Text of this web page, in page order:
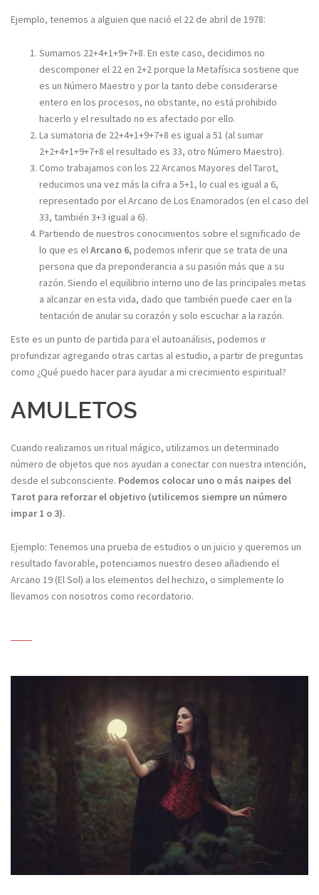
Ejemplo, tenemos a alguien que nació el 22 de abril de 1978:
Sumamos 22+4+1+9+7+8. En este caso, decidimos no
descomponer el 22 en 2+2 porque la Metafísica sostiene que
es un Número Maestro y por la tanto debe considerarse
entero en los procesos, no obstante, no está prohibido
hacerlo y el resultado no es afectado por ello.
La sumatoria de 22+4+1+9+7+8 es igual a 51 (al sumar
2+2+4+1+9+7+8 el resultado es 33, otro Número Maestro).
Como trabajamos con los 22 Arcanos Mayores del Tarot,
reducimos una vez más la cifra a 5+1, lo cual es igual a 6,
representado por el Arcano de Los Enamorados (en el caso del
33, también 3+3 igual a 6).
Partiendo de nuestros conocimientos sobre el significado de
lo que es elArcano 6, podemos inferir que se trata de una
persona que da preponderancia a su pasión más que a su
razón. Siendo el equilibrio interno uno de las principales metas
a alcanzar en esta vida, dado que también puede caer en la
tentación de anular su corazón y solo escuchar a la razón.
Este es un punto de partida para el autoanálisis, podemos ir
profundizar agregando otras cartas al estudio, a partir de preguntas
como ¿Qué puedo hacer para ayudar a mi crecimiento espiritual?
AMULETOS
Cuando realizamos un ritual mágico, utilizamos un determinado
número de objetos que nos ayudan a conectar con nuestra intención,
desde el subconsciente. Podemos colocar uno o más naipes del
Tarot para reforzar el objetivo (utilicemos siempre un número
impar 1 o 3).
Ejemplo: Tenemos una prueba de estudios o un juicio y queremos un
resultado favorable, potenciamos nuestro deseo añadiendo el
Arcano 19 (El Sol) a los elementos del hechizo, o simplemente lo
llevamos con nosotros como recordatorio.